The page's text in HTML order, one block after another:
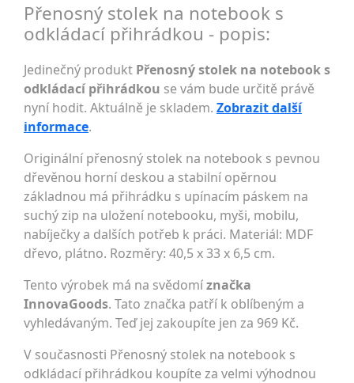
Přenosný stolek na notebook s
odkládací přihrádkou - popis:
Jedinečný produkt Přenosný stolek na notebook s
odkládací přihrádkou se vám bude určitě právě
nyní hodit. Aktuálně je skladem. Zobrazit další
informace.
Originální přenosný stolek na notebook s pevnou
dřevěnou horní deskou a stabilní opěrnou
základnou má přihrádku s upínacím páskem na
suchý zip na uložení notebooku, myši, mobilu,
nabíječky a dalších potřeb k práci. Materiál: MDF
dřevo, plátno. Rozměry: 40,5 x 33 x 6,5 cm.
Tento výrobek má na svědomíznačka
InnovaGoods. Tato značka patří k oblíbeným a
vyhledávaným. Teď jej zakoupíte jen za 969 Kč.
V současnosti Přenosný stolek na notebook s
odkládací přihrádkou koupíte za velmi výhodnou